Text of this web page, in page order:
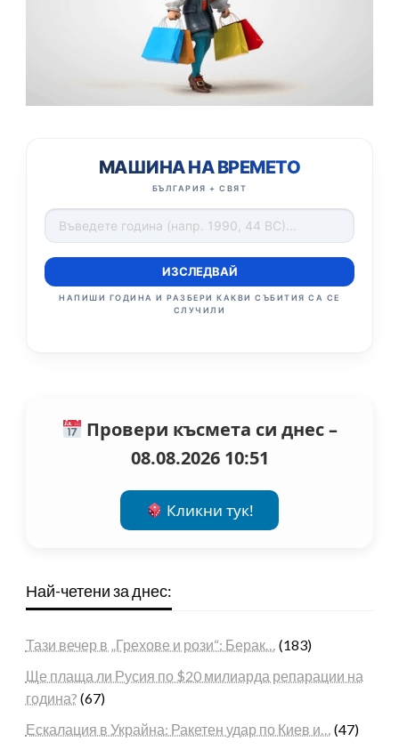
МАШИНА НА ВРЕМЕТО
БЪЛГАРИЯ + СВЯТ
ИЗСЛЕДВАЙ
НАПИШИ ГОДИНА И РАЗБЕРИ КАКВИ СЪБИТИЯ СА СЕ
СЛУЧИЛИ
Провери късмета си днес –
08.08.2026 10:51
Кликни тук!
Най-четени за днес:
Тази вечер в „Грехове и рози“: Берак… (183)
Ще плаща ли Русия по $20 милиарда репарации на
година? (67)
Ескалация в Украйна: Ракетен удар по Киев и… (47)